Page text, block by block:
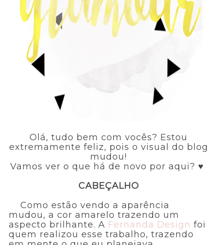
Olá, tudo bem com vocês? Estou
extremamente feliz, pois o visual do blog
mudou!
Vamos ver o que há de novo por aqui? ♥
CABEÇALHO
Como estão vendo a aparência
mudou, a cor amarelo trazendo um
aspecto brilhante. A Fernanda Design foi
quem realizou esse trabalho, trazendo